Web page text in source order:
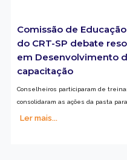
Comissão de
do CRT-SP debate
em Desenvolvimento
capacitação
Conselheiros participaram de
consolidaram as ações da pasta
Ler mais...